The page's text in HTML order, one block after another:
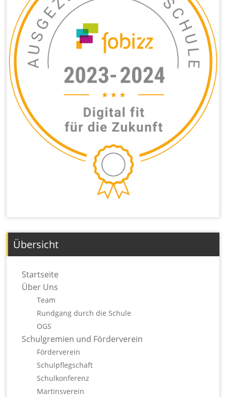
Übersicht
Startseite
Über Uns
Team
Rundgang durch die Schule
OGS
Schulgremien und Förderverein
Förderverein
Schulpflegschaft
Schulkonferenz
Martinsverein